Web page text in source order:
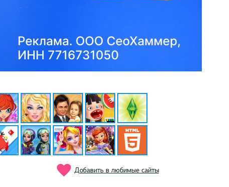
Добавить в любимые сайты